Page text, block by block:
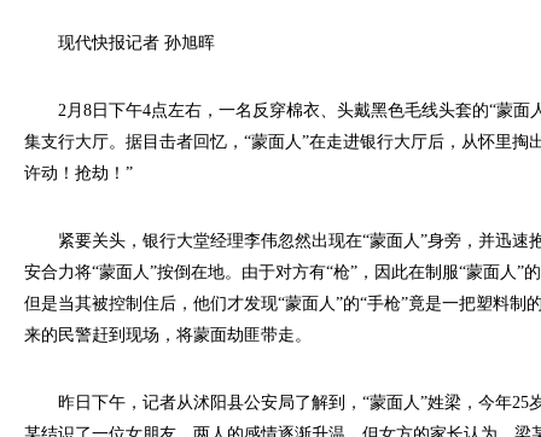
现代快报记者 孙旭晖
2月8日下午4点左右，一名反穿棉衣、头戴黑色毛线头套的“蒙面
集支行大厅。据目击者回忆，“蒙面人”在走进银行大厅后，从怀里掏
许动！抢劫！”
紧要关头，银行大堂经理李伟忽然出现在“蒙面人”身旁，并迅速
安合力将“蒙面人”按倒在地。由于对方有“枪”，因此在制服“蒙面人”
但是当其被控制住后，他们才发现“蒙面人”的“手枪”竟是一把塑料制
来的民警赶到现场，将蒙面劫匪带走。
昨日下午，记者从沭阳县公安局了解到，“蒙面人”姓梁，今年25